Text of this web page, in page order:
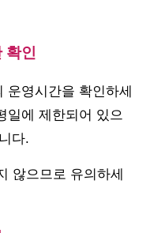
확인
운영시간을 확인하세
일에 제한되어 있으
다.
않으므로 유의하세